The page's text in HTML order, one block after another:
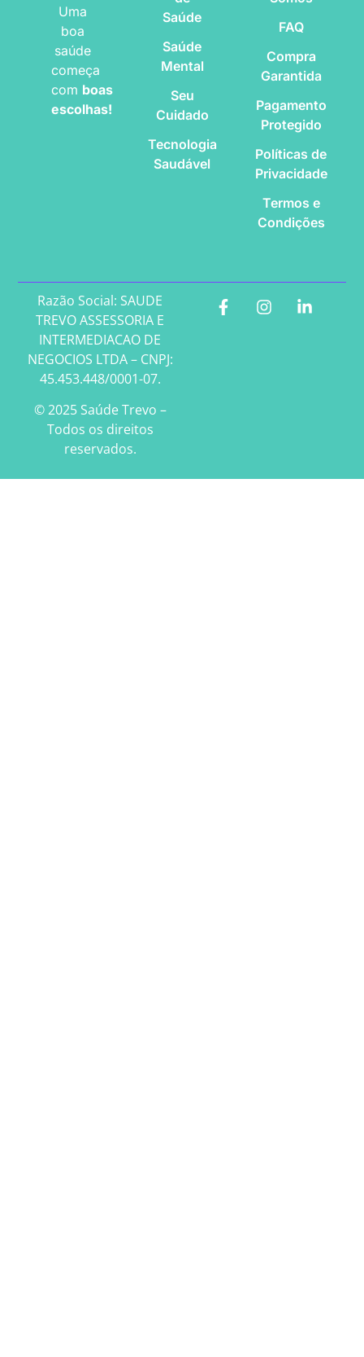
Uma
boa
saúde
começa
com boas
escolhas!
Saúde
Saúde
Mental
Seu
Cuidado
Tecnologia
Saudável
FAQ
Compra
Garantida
Pagamento
Protegido
Políticas de
Privacidade
Termos e
Condições
Razão Social: SAUDE
TREVO ASSESSORIA E
INTERMEDIACAO DE
NEGOCIOS LTDA – CNPJ:
45.453.448/0001-07.
© 2025 Saúde Trevo –
Todos os direitos
reservados.